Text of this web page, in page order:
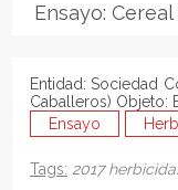
Ensayo:
Entidad: Sociedad
Caballeros) Objeto:
Ensayo
Tags: 2017